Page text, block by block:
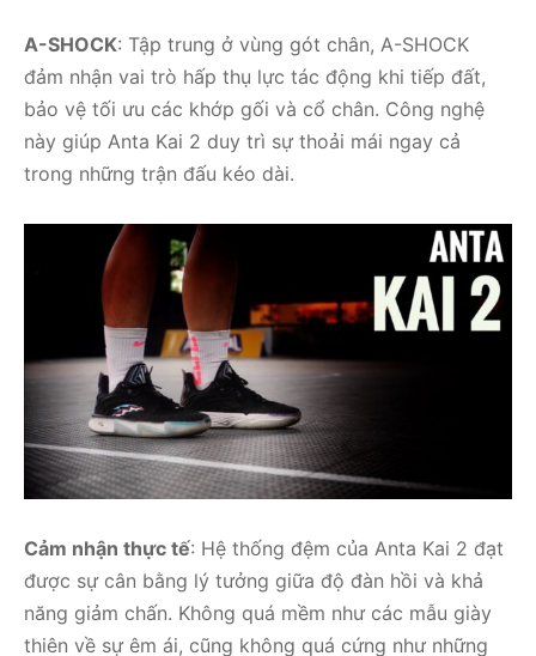
A-SHOCK: Tập trung ở vùng gót chân, A-SHOCK
đảm nhận vai trò hấp thụ lực tác động khi tiếp đất,
bảo vệ tối ưu các khớp gối và cổ chân. Công nghệ
này giúp Anta Kai 2 duy trì sự thoải mái ngay cả
trong những trận đấu kéo dài.
Cảm nhận thực tế: Hệ thống đệm của Anta Kai 2 đạt
được sự cân bằng lý tưởng giữa độ đàn hồi và khả
năng giảm chấn. Không quá mềm như các mẫu giày
thiên về sự êm ái, cũng không quá cứng như những